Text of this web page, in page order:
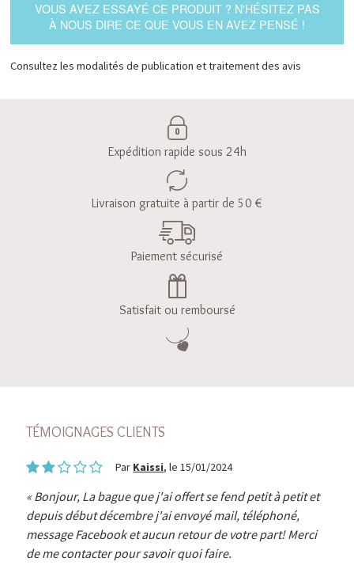
VOUS AVEZ ESSAYÉ CE PRODUIT ? N'HÉSITEZ PAS
À NOUS DIRE CE QUE VOUS EN AVEZ PENSÉ !
Consultez les modalités de publication et traitement des avis
Expédition rapide sous 24h
Livraison gratuite à partir de 50 €
Paiement sécurisé
Satisfait ou remboursé
TÉMOIGNAGES CLIENTS
Par Kaissi, le 15/01/2024
Bonjour, La bague que j'ai offert se fend petit à petit et
depuis début décembre j'ai envoyé mail, téléphoné,
message Facebook et aucun retour de votre part! Merci
de me contacter pour savoir quoi faire.